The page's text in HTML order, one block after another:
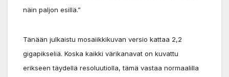
näin paljon esillä.”
Tänään julkaistu mosaiikkikuvan versio kattaa 2,2
gigapikseliä. Koska kaikki värikanavat on kuvattu
erikseen täydellä resoluutiolla, tämä vastaa normaalilla